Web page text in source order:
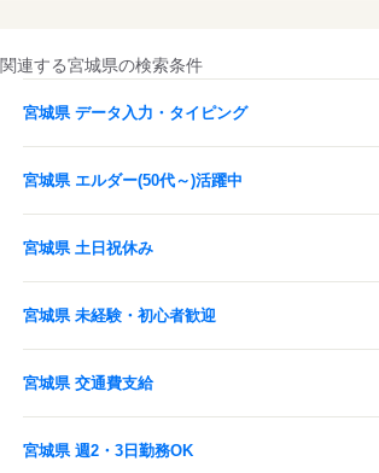
関連する宮城県の検索条件
宮城県 データ入力・タイピング
宮城県 エルダー(50代～)活躍中
宮城県 土日祝休み
宮城県 未経験・初心者歓迎
宮城県 交通費支給
宮城県 週2・3日勤務OK